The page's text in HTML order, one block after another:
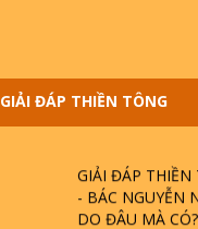
GIẢI ĐÁP THIỀN TÔNG
- BÁC NGUYỄN
DO ĐÂU MÀ CÓ?